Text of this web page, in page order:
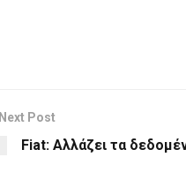
Next Post
Fiat: Aλλάζει τα